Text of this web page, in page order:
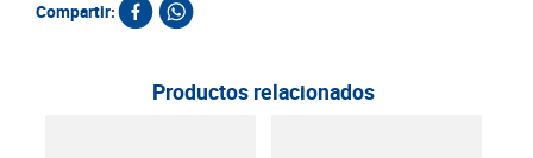
Compartir:
Productos relacionados